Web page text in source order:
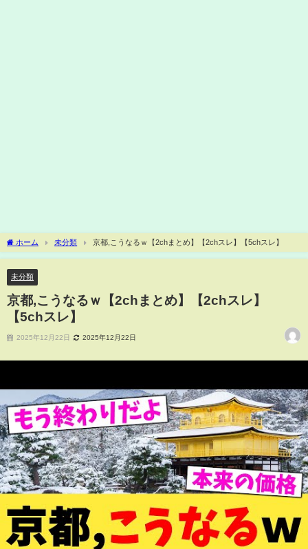
ホーム 未分類 京都,こうなるｗ【2chまとめ】【2chスレ】【5chスレ】
未分類
京都,こうなるｗ【2chまとめ】【2chスレ】
【5chスレ】
2025年12月22日 2025年12月22日